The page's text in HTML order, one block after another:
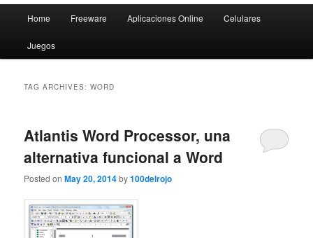
Skip
to
Skip
to
Home Freeware Aplicaciones Online Celulares
Juegos
TAG ARCHIVES:WORD
Atlantis Word Processor, una
alternativa funcional a Word
Posted onMay 20, 2014by100delrojo